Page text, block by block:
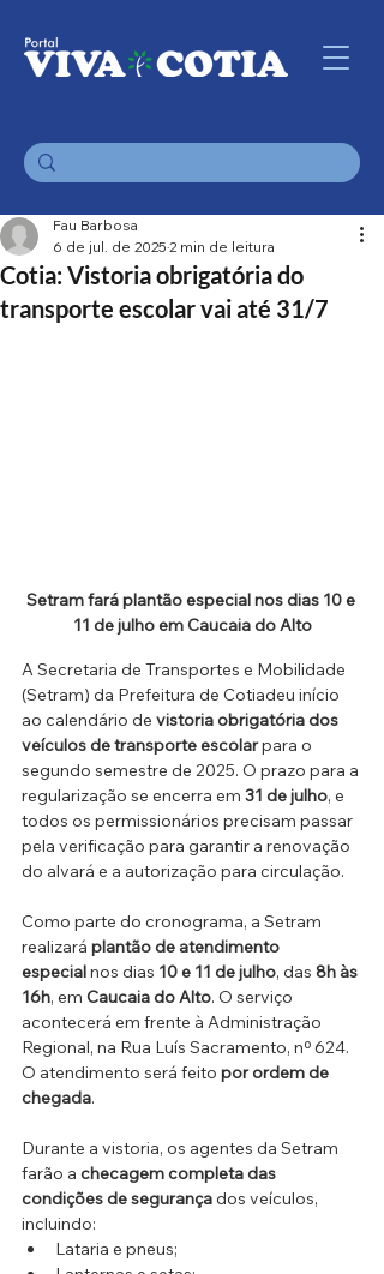
Cotia: Vistoria obrigatória do
transporte escolar vai até 31/7
Fau Barbosa
6 de jul. de 2025 2 min de leitura
Setram fará plantão especial nos dias 10 e
11 de julho em Caucaia do Alto
A Secretaria de Transportes e Mobilidade
(Setram) da Prefeitura de Cotiadeu início
ao calendário de vistoria obrigatória dos
veículos de transporte escolar para o
segundo semestre de 2025. O prazo para a
regularização se encerra em 31 de julho, e
todos os permissionários precisam passar
pela verificação para garantir a renovação
do alvará e a autorização para circulação.
Como parte do cronograma, a Setram
realizará plantão de atendimento
especial nos dias 10 e 11 de julho, das 8h às
16h, em Caucaia do Alto. O serviço
acontecerá em frente à Administração
Regional, na Rua Luís Sacramento, nº 624.
O atendimento será feito por ordem de
chegada.
Durante a vistoria, os agentes da Setram
farão a checagem completa das
condições de segurança dos veículos,
incluindo:
Lataria e pneus;